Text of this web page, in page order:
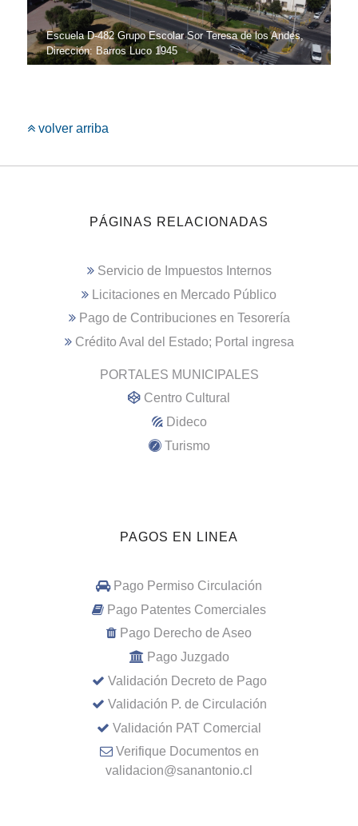
Escuela D-482 Grupo Escolar Sor Teresa de los Andes,
Dirección: Barros Luco 1945
volver arriba
PÁGINAS RELACIONADAS
Servicio de Impuestos Internos
Licitaciones en Mercado Público
Pago de Contribuciones en Tesorería
Crédito Aval del Estado; Portal ingresa
PORTALES MUNICIPALES
Centro Cultural
Dideco
Turismo
PAGOS EN LINEA
Pago Permiso Circulación
Pago Patentes Comerciales
Pago Derecho de Aseo
Pago Juzgado
Validación Decreto de Pago
Validación P. de Circulación
Validación PAT Comercial
Verifique Documentos en
validacion@sanantonio.cl